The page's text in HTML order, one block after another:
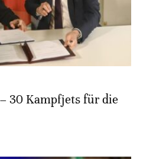
30 Kampfjets für die